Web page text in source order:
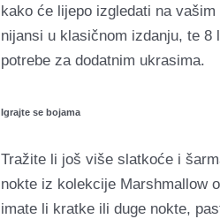
kako će lijepo izgledati na
nijansi u klasičnom izdanju, te
potrebe za dodatnim ukrasima.
Igrajte se bojama
Tražite li još više slatkoće i
nokte iz kolekcije Marshmallow
imate li kratke ili duge nokte,